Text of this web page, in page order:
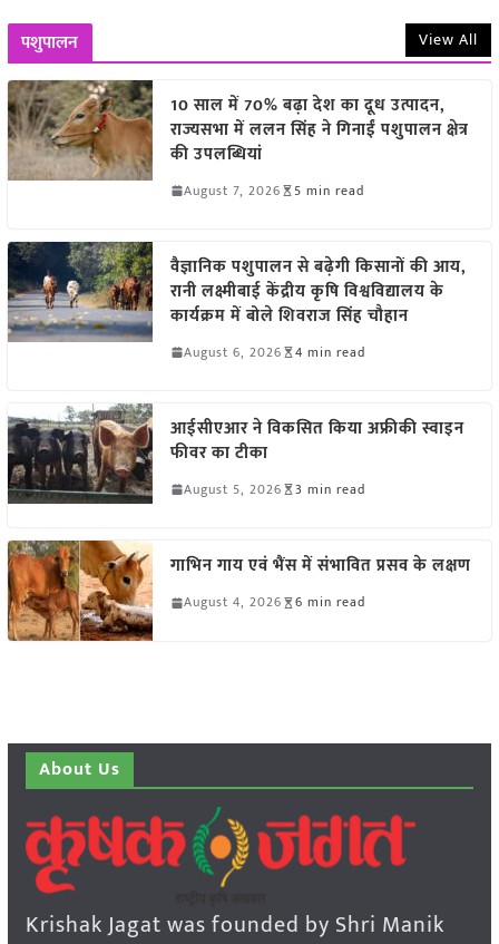
पशुपालन View All
10 साल में 70% बढ़ा देश का दूध उत्पादन,
राज्यसभा में ललन सिंह ने गिनाईं पशुपालन क्षेत्र
की उपलब्धियां
August 7, 2026 5 min read
वैज्ञानिक पशुपालन से बढ़ेगी किसानों की आय,
रानी लक्ष्मीबाई केंद्रीय कृषि विश्वविद्यालय के
कार्यक्रम में बोले शिवराज सिंह चौहान
August 6, 2026 4 min read
आईसीएआर ने विकसित किया अफ्रीकी स्वाइन
फीवर का टीका
August 5, 2026 3 min read
गाभिन गाय एवं भैंस में संभावित प्रसव के लक्षण
August 4, 2026 6 min read
About Us
Krishak Jagat was founded by Shri Manik